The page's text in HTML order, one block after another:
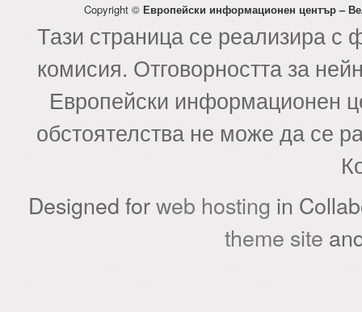
Copyright © Европейски информационен център –
Тази страница се реализира с
комисия. Отговорността за
Европейски информационен
обстоятелства не може да се
Designed forweb hosting in
theme site